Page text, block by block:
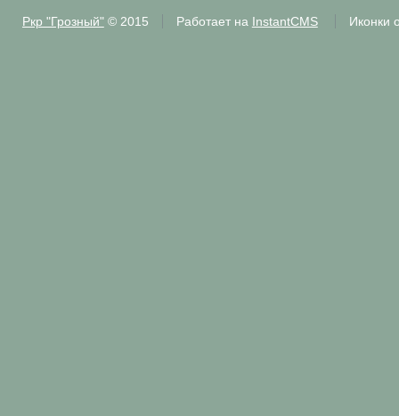
Ркр "Грозный"© 2015 Работает на InstantCMS Иконки